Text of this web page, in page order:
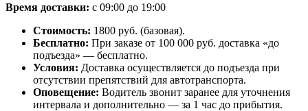
Время доставки: с 09:00 до 19:00
Стоимость: 1800 руб. (базовая).
Бесплатно: При заказе от 100 000 руб. доставка «до
подъезда» — бесплатно.
Условия: Доставка осуществляется до подъезда при
отсутствии препятствий для автотранспорта.
Оповещение: Водитель звонит заранее для уточнения
интервала и дополнительно — за 1 час до прибытия.